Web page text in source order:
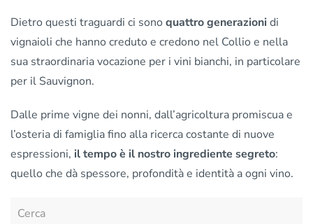
Dietro questi traguardi ci sono quattro generazionidi
vignaioli che hanno creduto e credono nel Collio e nella
sua straordinaria vocazione per i vini bianchi, in particolare
per il Sauvignon.
Dalle prime vigne dei nonni, dall’agricoltura promiscua e
l’osteria di famiglia fino alla ricerca costante di nuove
espressioni, il tempo è il nostro ingrediente segreto:
quello che dà spessore, profondità e identità a ogni vino.